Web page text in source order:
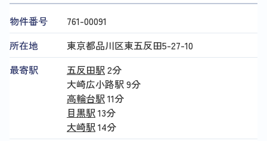
物件番号
761​-​00091
所在地
東京都品川区東五反田5-27-10
最寄駅
五反田駅2分
大崎広小路駅9分
高輪台駅11分
目黒駅13分
大崎駅14分